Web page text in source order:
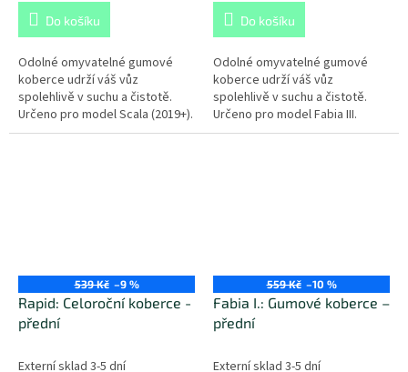
Do košíku
Odolné omyvatelné gumové
koberce udrží váš vůz
spolehlivě v suchu a čistotě.
Určeno pro model Scala (2019+).
Do košíku
Odolné omyvatelné gumové
koberce udrží váš vůz
spolehlivě v suchu a čistotě.
Určeno pro model Fabia III.
(2014+).
539 Kč –9 %
Rapid: Celoroční koberce -
přední
Externí sklad 3-5 dní
559 Kč –10 %
Fabia I.: Gumové koberce –
přední
Externí sklad 3-5 dní